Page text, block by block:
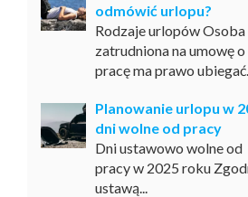
odmówić urlopu?
Rodzaje urlopów Osoba
zatrudniona na umowę o
pracę ma prawo
Planowanie urlopu w
dni wolne od pracy
Dni ustawowo wolne od
pracy w 2025 roku
ustawą...